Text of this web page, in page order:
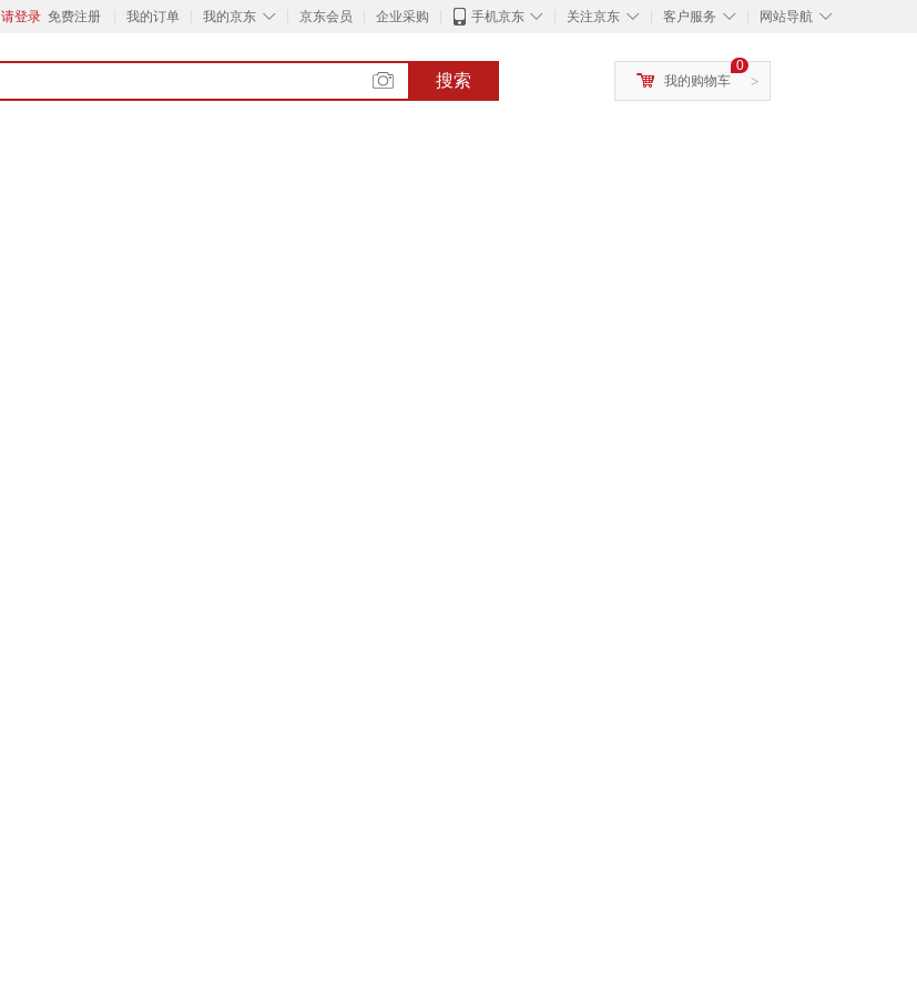
请登录 免费注册 我的订单 ◇
我的京东 京东会员 企业采购 ◇
手机京东 ◇
关注京东 ◇
客户服务 ◇
网站导航
搜索 >
0
我的购物车